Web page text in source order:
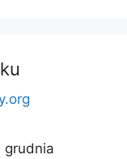
grudnia